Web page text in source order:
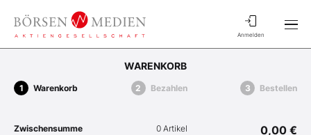
Anmelden
WARENKORB
Warenkorb Bezahlen Bestellen
Zwischensumme 0 Artikel 0,00 €